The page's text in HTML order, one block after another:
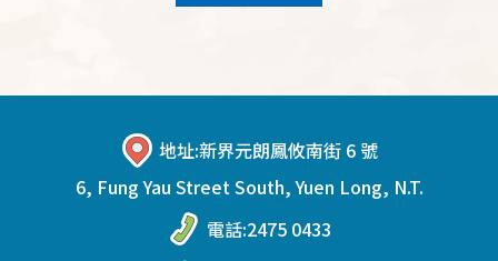
地址:新界元朗鳳攸南街 6 號
6, Fung Yau Street South, Yuen Long, N.T.
電話:2475 0433